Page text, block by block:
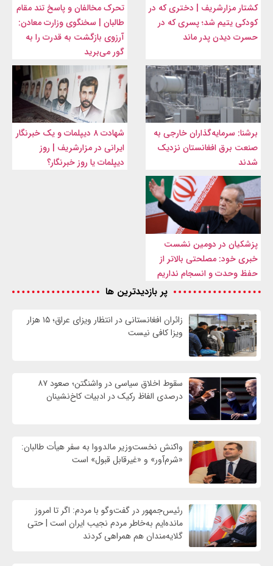
کشتار مزارشریف | دختری که در
کودکی یتیم شد؛ پسری که در
حسرت دیدن پدر ماند
تحرک مخالفان و پاسخ تند مقام
طالبان | سخنگوی وزارت معادن:
آرزوی بازگشت به قدرت را به
گور می‌برید
برشنا: سرمایه‌گذاران خارجی به
صنعت برق افغانستان نزدیک
شدند
شهادت ۸ دیپلمات و یک خبرنگار
ایرانی در مزارشریف | روز
دیپلمات یا روز خبرنگار؟
پزشکیان در دومین نشست
خبری خود: مصلحتی بالاتر از
حفظ وحدت و انسجام نداریم
پر بازدیدترین ها
زائران افغانستانی در انتظار ویزای عراق؛ ۱۵ هزار
ویزا کافی نیست
سقوط اخلاق سیاسی در واشنگتن؛ صعود ۸۷
درصدی الفاظ رکیک در ادبیات کاخ‌نشینان
واکنش نخست‌وزیر مالدووا به سفر هیأت طالبان:
«شرم‌آور» و «غیرقابل قبول» است
رئیس‌جمهور در گفت‌وگو با مردم: اگر تا امروز
مانده‌ایم به‌خاطر مردم نجیب ایران است | حتی
گلایه‌مندان هم همراهی کردند